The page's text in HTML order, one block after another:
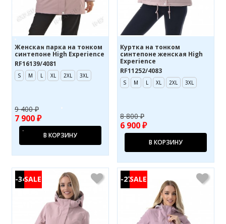
Женская парка на тонком
синтепоне High Experience
RF16139/4081
S M L XL 2XL 3XL
9 400 ₽
7 900 ₽
В КОРЗИНУ
Куртка на тонком
синтепоне женская High
Experience
RF11252/4083
S M L XL 2XL 3XL
8 800 ₽
6 900 ₽
В КОРЗИНУ
-34% -27%